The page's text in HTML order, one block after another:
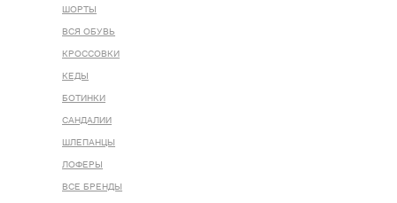
ШОРТЫ
ВСЯ ОБУВЬ
КРОССОВКИ
КЕДЫ
БОТИНКИ
САНДАЛИИ
ШЛЕПАНЦЫ
ЛОФЕРЫ
ВСЕ БРЕНДЫ